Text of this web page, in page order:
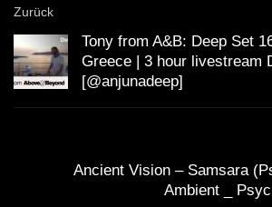
Zurück
Tony from A&B: Deep Set
Greece | 3 hour livestream
[@anjunadeep]
Ancient Vision – Samsara
Ambient _